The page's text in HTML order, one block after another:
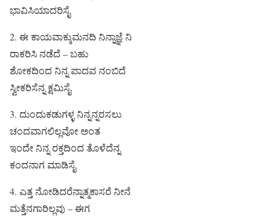
ಭಾವಿಸಿಯಾದರಿಸೈ
2. ಈ ಕಾಯವಾಕ್ಕುಮನದಿ ನಿನ್ನಾಜ್ಞೆ ನಿ
ರಾಕರಿಸಿ ನಡೆದೆ – ಬಹು
ಶೋಕದಿಂದ ನಿನ್ನ ಪಾದವ ನಂಬಿದೆ
ಸ್ವೀಕರಿಸೆನ್ನ ಕ್ಷಮಿಸೈ
3. ದುಂದುಕಡುಗಳ್ಳ ನಿನ್ನನ್ನರಸಲು
ಚಂದವಾಗಲಿಲ್ಲವೋ ಅಂತ
ಇಂದೇ ನಿನ್ನ ರಕ್ತದಿಂದ ತೊಳೆದೆನ್ನ
ಕಂದನಾಗ ಮಾಡಿಸೈ
4. ಎತ್ತ ನೋಡಿದರೆನ್ನಾತ್ಮಕಾಸರೆ ನೀನೆ
ಮತ್ತೆನಗಾರಿಲ್ಲವು – ಈಗ